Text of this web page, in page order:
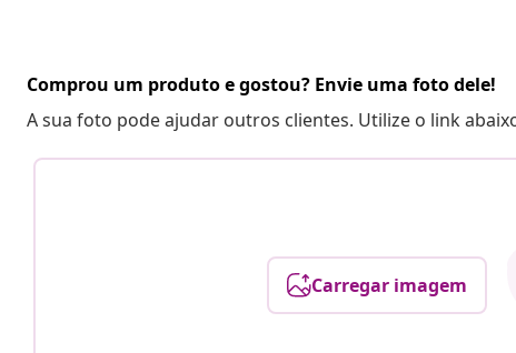
Comprou um produto e gostou? Envie uma foto dele!
A sua foto pode ajudar outros clientes. Utilize o link
Carregar imagem